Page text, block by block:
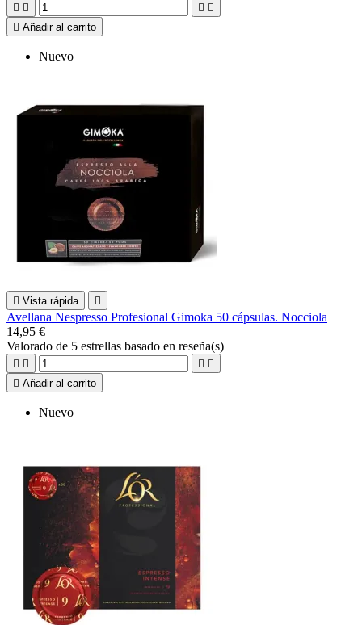
   
 Añadir al carrito
Nuevo
 Vista rápida 
Avellana Nespresso Profesional Gimoka 50 cápsulas. Nocciola
14,95 €
Valorado de 5 estrellas basado en reseña(s)
   
 Añadir al carrito
Nuevo